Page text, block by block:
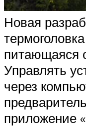
Новая
питающаяся
Управлять
через
приложение